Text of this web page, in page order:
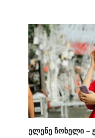
ელენე ჩოხელი –